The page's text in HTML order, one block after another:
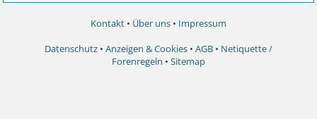
Kontakt • Über uns • Impressum
Datenschutz • Anzeigen & Cookies • AGB • Netiquette /
Forenregeln • Sitemap